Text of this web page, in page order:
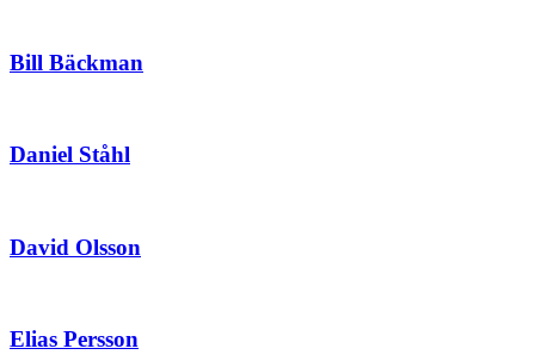
Bill Bäckman
Daniel Ståhl
David Olsson
Elias Persson